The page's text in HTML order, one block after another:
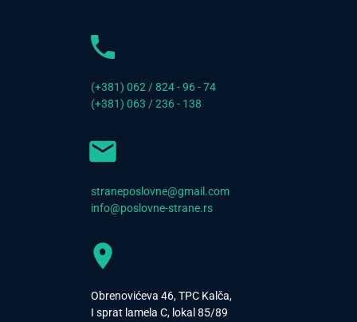
(+381) 062 / 824 - 96 - 74
(+381) 063 / 236 - 138
straneposlovne@gmail.com
info@poslovne-strane.rs
Obrenovićeva 46, TPC Kalča,
I sprat lamela C, lokal 85/89